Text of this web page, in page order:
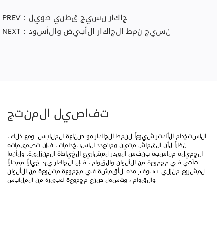
PREV：جاكار نسيج قطني طويل
NEXT：نسيج نمط الجاكار الأبيض والأسود
تفاصيل المنتج
الاستخدام الأكثر شيوعًا لنمط الجاكار هو صناعة الملابس. ومع ذلك ،
نظرًا لأن القماش متين ومتعدد الاستخدامات ، فإن تصميماته
الجميلة مناسبة بنفس القدر لمشاريع الخياطة المنزلية. ولأنها
تأتي في مجموعة من الألوان والقوام ، فإن الجاكار يعد خيارًا ممتازًا
لمشروع منزلي. تتوفر هذه الأقمشة في مجموعة متنوعة من الألوان
والقوام ، وتسهل صنع مجموعة كبيرة من الملابس.